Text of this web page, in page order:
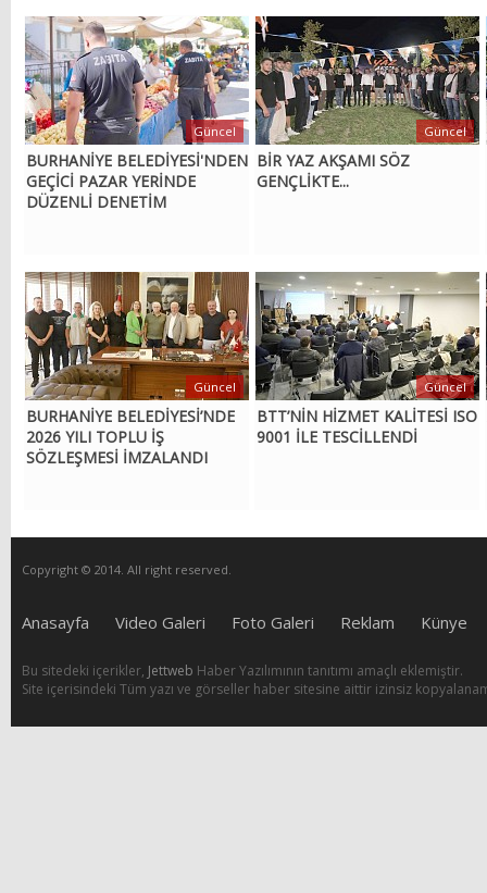
BURHANİYE BELEDİYESİ'NDEN
GEÇİCİ PAZAR YERİNDE
DÜZENLİ DENETİM
Güncel
BİR YAZ AKŞAMI SÖZ
GENÇLİKTE...
Güncel
BURHANİYE BELEDİYESİ’NDE
2026 YILI TOPLU İŞ
SÖZLEŞMESİ İMZALANDI
Güncel
BTT’NİN HİZMET KALİTESİ ISO
9001 İLE TESCİLLENDİ
Güncel
Copyright © 2014. All right reserved.
Anasayfa Video Galeri Foto Galeri Reklam Künye
Bu sitedeki içerikler, Jettweb Haber Yazılımının tanıtımı amaçlı eklemiştir.
Site içerisindeki Tüm yazı ve görseller haber sitesine aittir izinsiz